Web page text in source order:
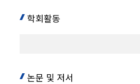
학회활동
논문 및 저서